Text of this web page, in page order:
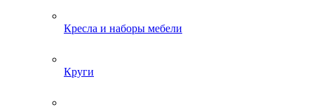
Кресла и наборы мебели
Круги